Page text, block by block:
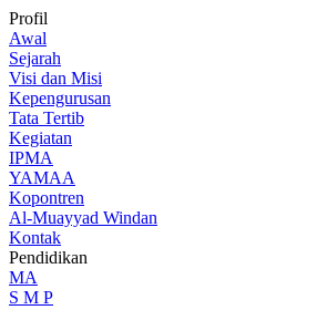
Profil
Awal
Sejarah
Visi dan Misi
Kepengurusan
Tata Tertib
Kegiatan
IPMA
YAMAA
Kopontren
Al-Muayyad Windan
Kontak
Pendidikan
MA
S M P